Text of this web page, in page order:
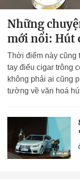
Những
mới nổi: Hút
Thời điểm này cũng
tay điếu cigar trông
không phải ai cũng
tường về văn hoá